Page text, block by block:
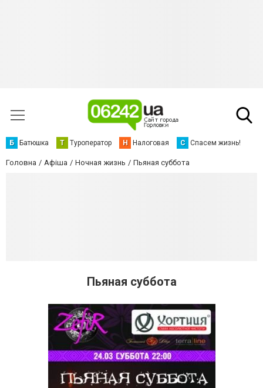
Б Батюшка Т Туроператор Н Налоговая С Спасем жизнь!
Головна Афіша Ночная жизнь Пьяная суббота
Пьяная суббота